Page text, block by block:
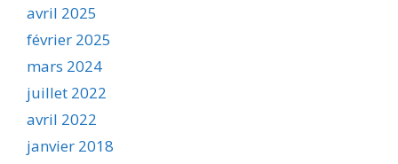
avril 2025
février 2025
mars 2024
juillet 2022
avril 2022
janvier 2018